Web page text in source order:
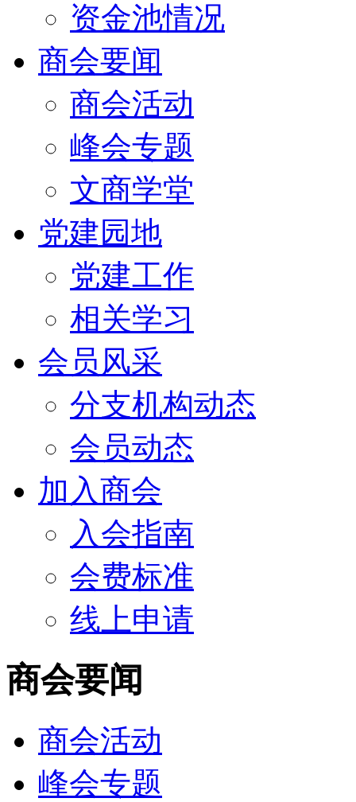
资金池情况
商会要闻
商会活动
峰会专题
文商学堂
党建园地
党建工作
相关学习
会员风采
分支机构动态
会员动态
加入商会
入会指南
会费标准
线上申请
商会要闻
商会活动
峰会专题